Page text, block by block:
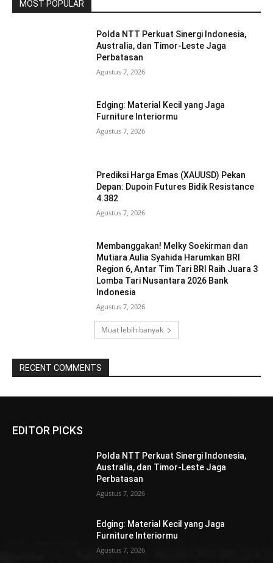
MOST POPULAR
Polda NTT Perkuat Sinergi Indonesia,
Australia, dan Timor-Leste Jaga
Perbatasan
Agustus 7, 2026
Edging: Material Kecil yang Jaga
Furniture Interiormu
Agustus 7, 2026
Prediksi Harga Emas (XAUUSD) Pekan
Depan: Dupoin Futures Bidik Resistance
4.382
Agustus 7, 2026
Membanggakan! Melky Soekirman dan
Mutiara Aulia Syahida Harumkan BRI
Region 6, Antar Tim Tari BRI Raih Juara 3
Lomba Tari Nusantara 2026 Bank
Indonesia
Agustus 7, 2026
Muat lebih banyak
RECENT COMMENTS
EDITOR PICKS
Polda NTT Perkuat Sinergi Indonesia,
Australia, dan Timor-Leste Jaga
Perbatasan
Agustus 7, 2026
Edging: Material Kecil yang Jaga
Furniture Interiormu
Agustus 7, 2026